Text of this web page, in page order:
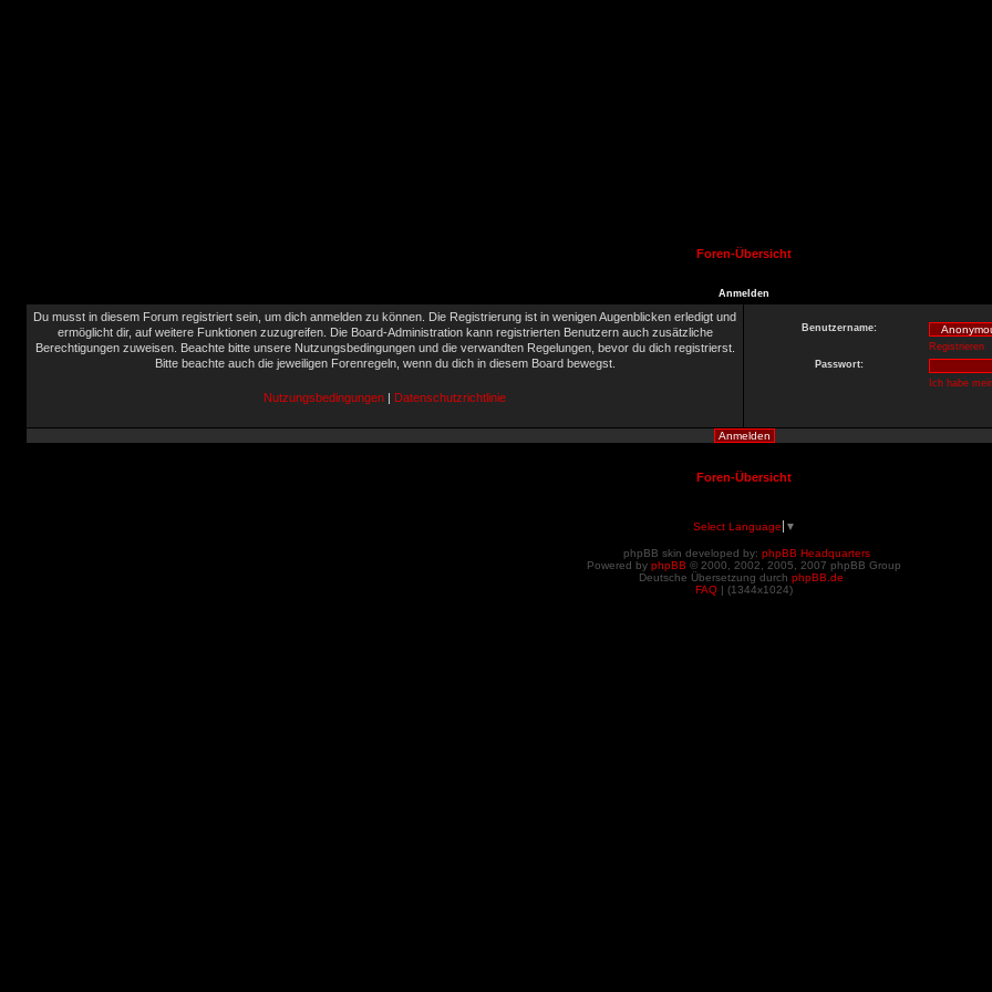
Foren-Übersicht
Anmelden
Du musst in diesem Forum registriert sein, um dich anmelden zu können. Die Registrierung ist in wenigen Augenblicken erledigt und
ermöglicht dir, auf weitere Funktionen zuzugreifen. Die Board-Administration kann registrierten Benutzern auch zusätzliche
Berechtigungen zuweisen. Beachte bitte unsere Nutzungsbedingungen und die verwandten Regelungen, bevor du dich registrierst.
Bitte beachte auch die jeweiligen Forenregeln, wenn du dich in diesem Board bewegst.
Nutzungsbedingungen | Datenschutzrichtlinie
Benutzername:
Registrieren
Passwort:
Ich habe
Foren-Übersicht
Select Language ▼
phpBB skin developed by: phpBB Headquarters
Powered by phpBB © 2000, 2002, 2005, 2007 phpBB Group
Deutsche Übersetzung durch phpBB.de
FAQ | (1344x1024)